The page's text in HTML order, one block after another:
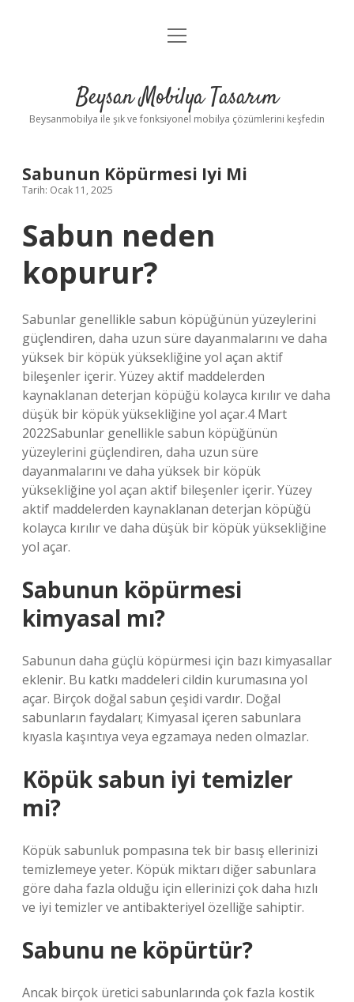
Anasayfa
Yasal Uyarı
menüyü
Beysan Mobilya Tasarım
Beysanmobilya ile şık ve fonksiyonel mobilya çözümlerini keşfedin
Sabunun Köpürmesi Iyi Mi
Tarih: Ocak 11, 2025
Sabun neden
kopurur?
Sabunlar genellikle sabun köpüğünün yüzeylerini
güçlendiren, daha uzun süre dayanmalarını ve daha
yüksek bir köpük yüksekliğine yol açan aktif
bileşenler içerir. Yüzey aktif maddelerden
kaynaklanan deterjan köpüğü kolayca kırılır ve daha
düşük bir köpük yüksekliğine yol açar.4 Mart
2022Sabunlar genellikle sabun köpüğünün
yüzeylerini güçlendiren, daha uzun süre
dayanmalarını ve daha yüksek bir köpük
yüksekliğine yol açan aktif bileşenler içerir. Yüzey
aktif maddelerden kaynaklanan deterjan köpüğü
kolayca kırılır ve daha düşük bir köpük yüksekliğine
yol açar.
Sabunun köpürmesi
kimyasal mı?
Sabunun daha güçlü köpürmesi için bazı kimyasallar
eklenir. Bu katkı maddeleri cildin kurumasına yol
açar. Birçok doğal sabun çeşidi vardır. Doğal
sabunların faydaları; Kimyasal içeren sabunlara
kıyasla kaşıntıya veya egzamaya neden olmazlar.
Köpük sabun iyi temizler
mi?
Köpük sabunluk pompasına tek bir basış ellerinizi
temizlemeye yeter. Köpük miktarı diğer sabunlara
göre daha fazla olduğu için ellerinizi çok daha hızlı
ve iyi temizler ve antibakteriyel özelliğe sahiptir.
Sabunu ne köpürtür?
Ancak birçok üretici sabunlarında çok fazla kostik